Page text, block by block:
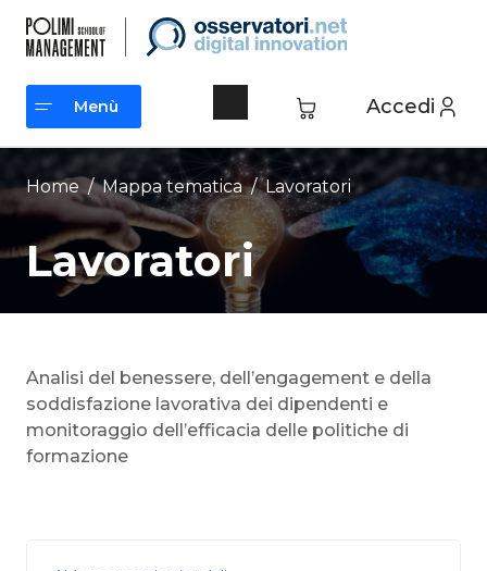
contenuto
Accedi
Menù
Menù
Home / Mappa tematica /Lavoratori
Lavoratori
Analisi del benessere, dell’engagement e della
soddisfazione lavorativa dei dipendenti e
monitoraggio dell’efficacia delle politiche di
formazione